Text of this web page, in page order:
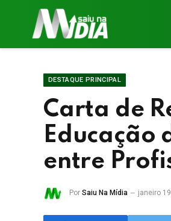
DESTAQUE PRINCIPAL
Carta de
Educação
entre
Por Saiu Na Mídia janeiro